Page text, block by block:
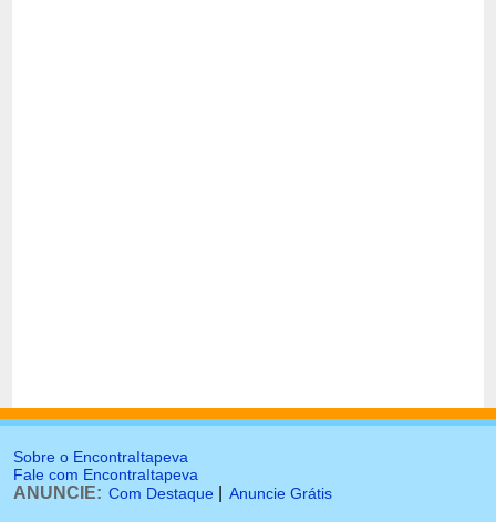
Sobre o EncontraItapeva
Fale com EncontraItapeva
ANUNCIE: Com Destaque Anuncie Grátis